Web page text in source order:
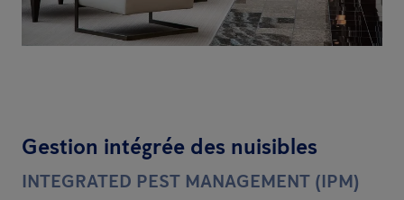
Gestion intégrée des nuisibles
INTEGRATED PEST MANAGEMENT (IPM)